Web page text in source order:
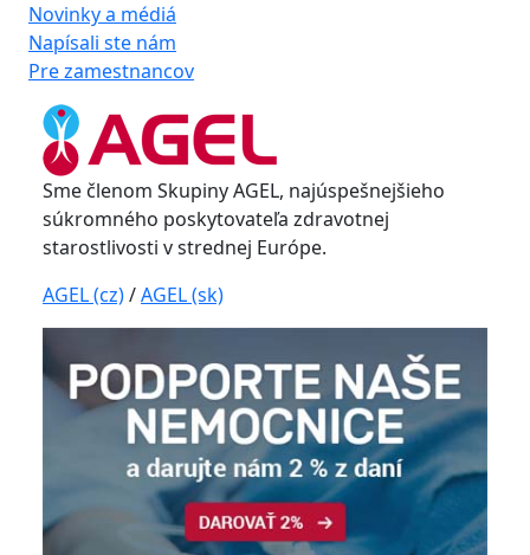
Novinky a médiá
Napísali ste nám
Pre zamestnancov
Sme členom Skupiny AGEL, najúspešnejšieho
súkromného poskytovateľa zdravotnej
starostlivosti v strednej Európe.
AGEL (cz)/AGEL (sk)